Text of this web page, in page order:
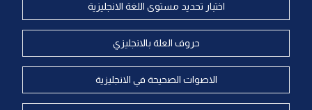
اختبار تحديد مستوى اللغة الانجليزية
حروف العلة بالانجليزي
الاصوات الصحيحة في الانجليزية